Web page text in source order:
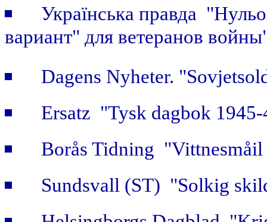
Українська правда
вариант" для ветеранов
Dagens Nyheter.
Ersatz "Tysk dagbok
Borås Tidning
Sundsvall (ST) "Solkig